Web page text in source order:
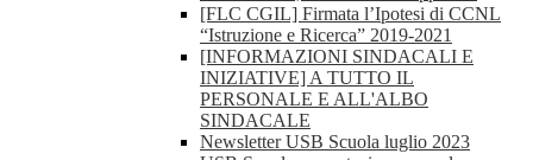
[FLC CGIL] Firmata l’Ipotesi di CCNL
“Istruzione e Ricerca” 2019-2021
[INFORMAZIONI SINDACALI E
INIZIATIVE] A TUTTO IL
PERSONALE E ALL'ALBO
SINDACALE
Newsletter USB Scuola luglio 2023